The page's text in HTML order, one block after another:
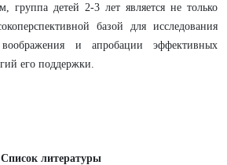
группа детей 2-3 лет является не только
базой для исследования
воображения и апробации эффективных
его поддержки.
Список литературы